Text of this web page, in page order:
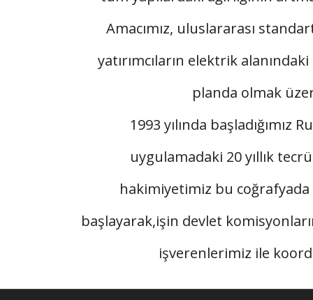
Amacımız, uluslararası
yatırımcıların elektrik
planda olmak
1993 yılında
uygulamadaki 20 yıllık
hakimiyetimiz bu coğrafyada
başlayarak,işin devlet
işverenlerimiz ile